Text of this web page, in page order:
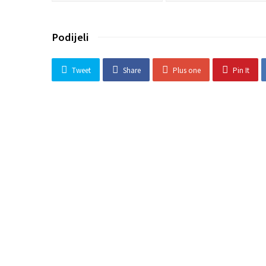
Podijeli
Tweet Share Plus one Pin It